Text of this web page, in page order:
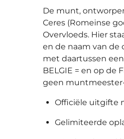
De munt,
Ceres (Romeinse
Overvloeds. Hier
en de naam van de
met daartussen
BELGIE = en op de
geen
Officiële uitgifte
Gelimiteerde